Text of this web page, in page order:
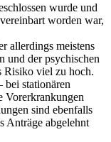
wurde und
worden war,
allerdings meistens
und der psychischen
Risiko viel zu hoch.
bei stationären
Vorerkrankungen
sind ebenfalls
Anträge abgelehnt